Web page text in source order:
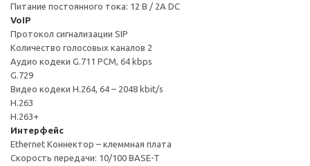
Питание постоянного тока: 12 В / 2A DC
VoIP
Протокол сигнализации SIP
Количество голосовых каналов 2
Аудио кодеки G.711 PCM, 64 kbps
G.729
Видео кодеки H.264, 64 – 2048 kbit/s
H.263
H.263+
Интерфейс
Ethernet Коннектор – клеммная плата
Скорость передачи: 10/100 BASE-T